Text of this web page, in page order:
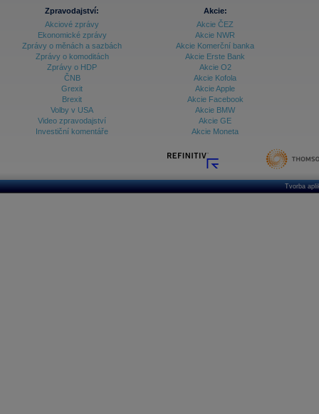
Zpravodajství:
Akciové zprávy
Ekonomické zprávy
Zprávy o měnách a sazbách
Zprávy o komoditách
Zprávy o HDP
ČNB
Grexit
Brexit
Volby v USA
Video zpravodajství
Investiční komentáře
Akcie:
Akcie ČEZ
Akcie NWR
Akcie Komerční banka
Akcie Erste Bank
Akcie O2
Akcie Kofola
Akcie Apple
Akcie Facebook
Akcie BMW
Akcie GE
Akcie Moneta
Tvorba